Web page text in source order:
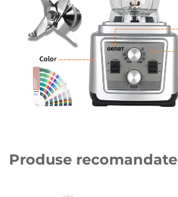
Produse recomandate